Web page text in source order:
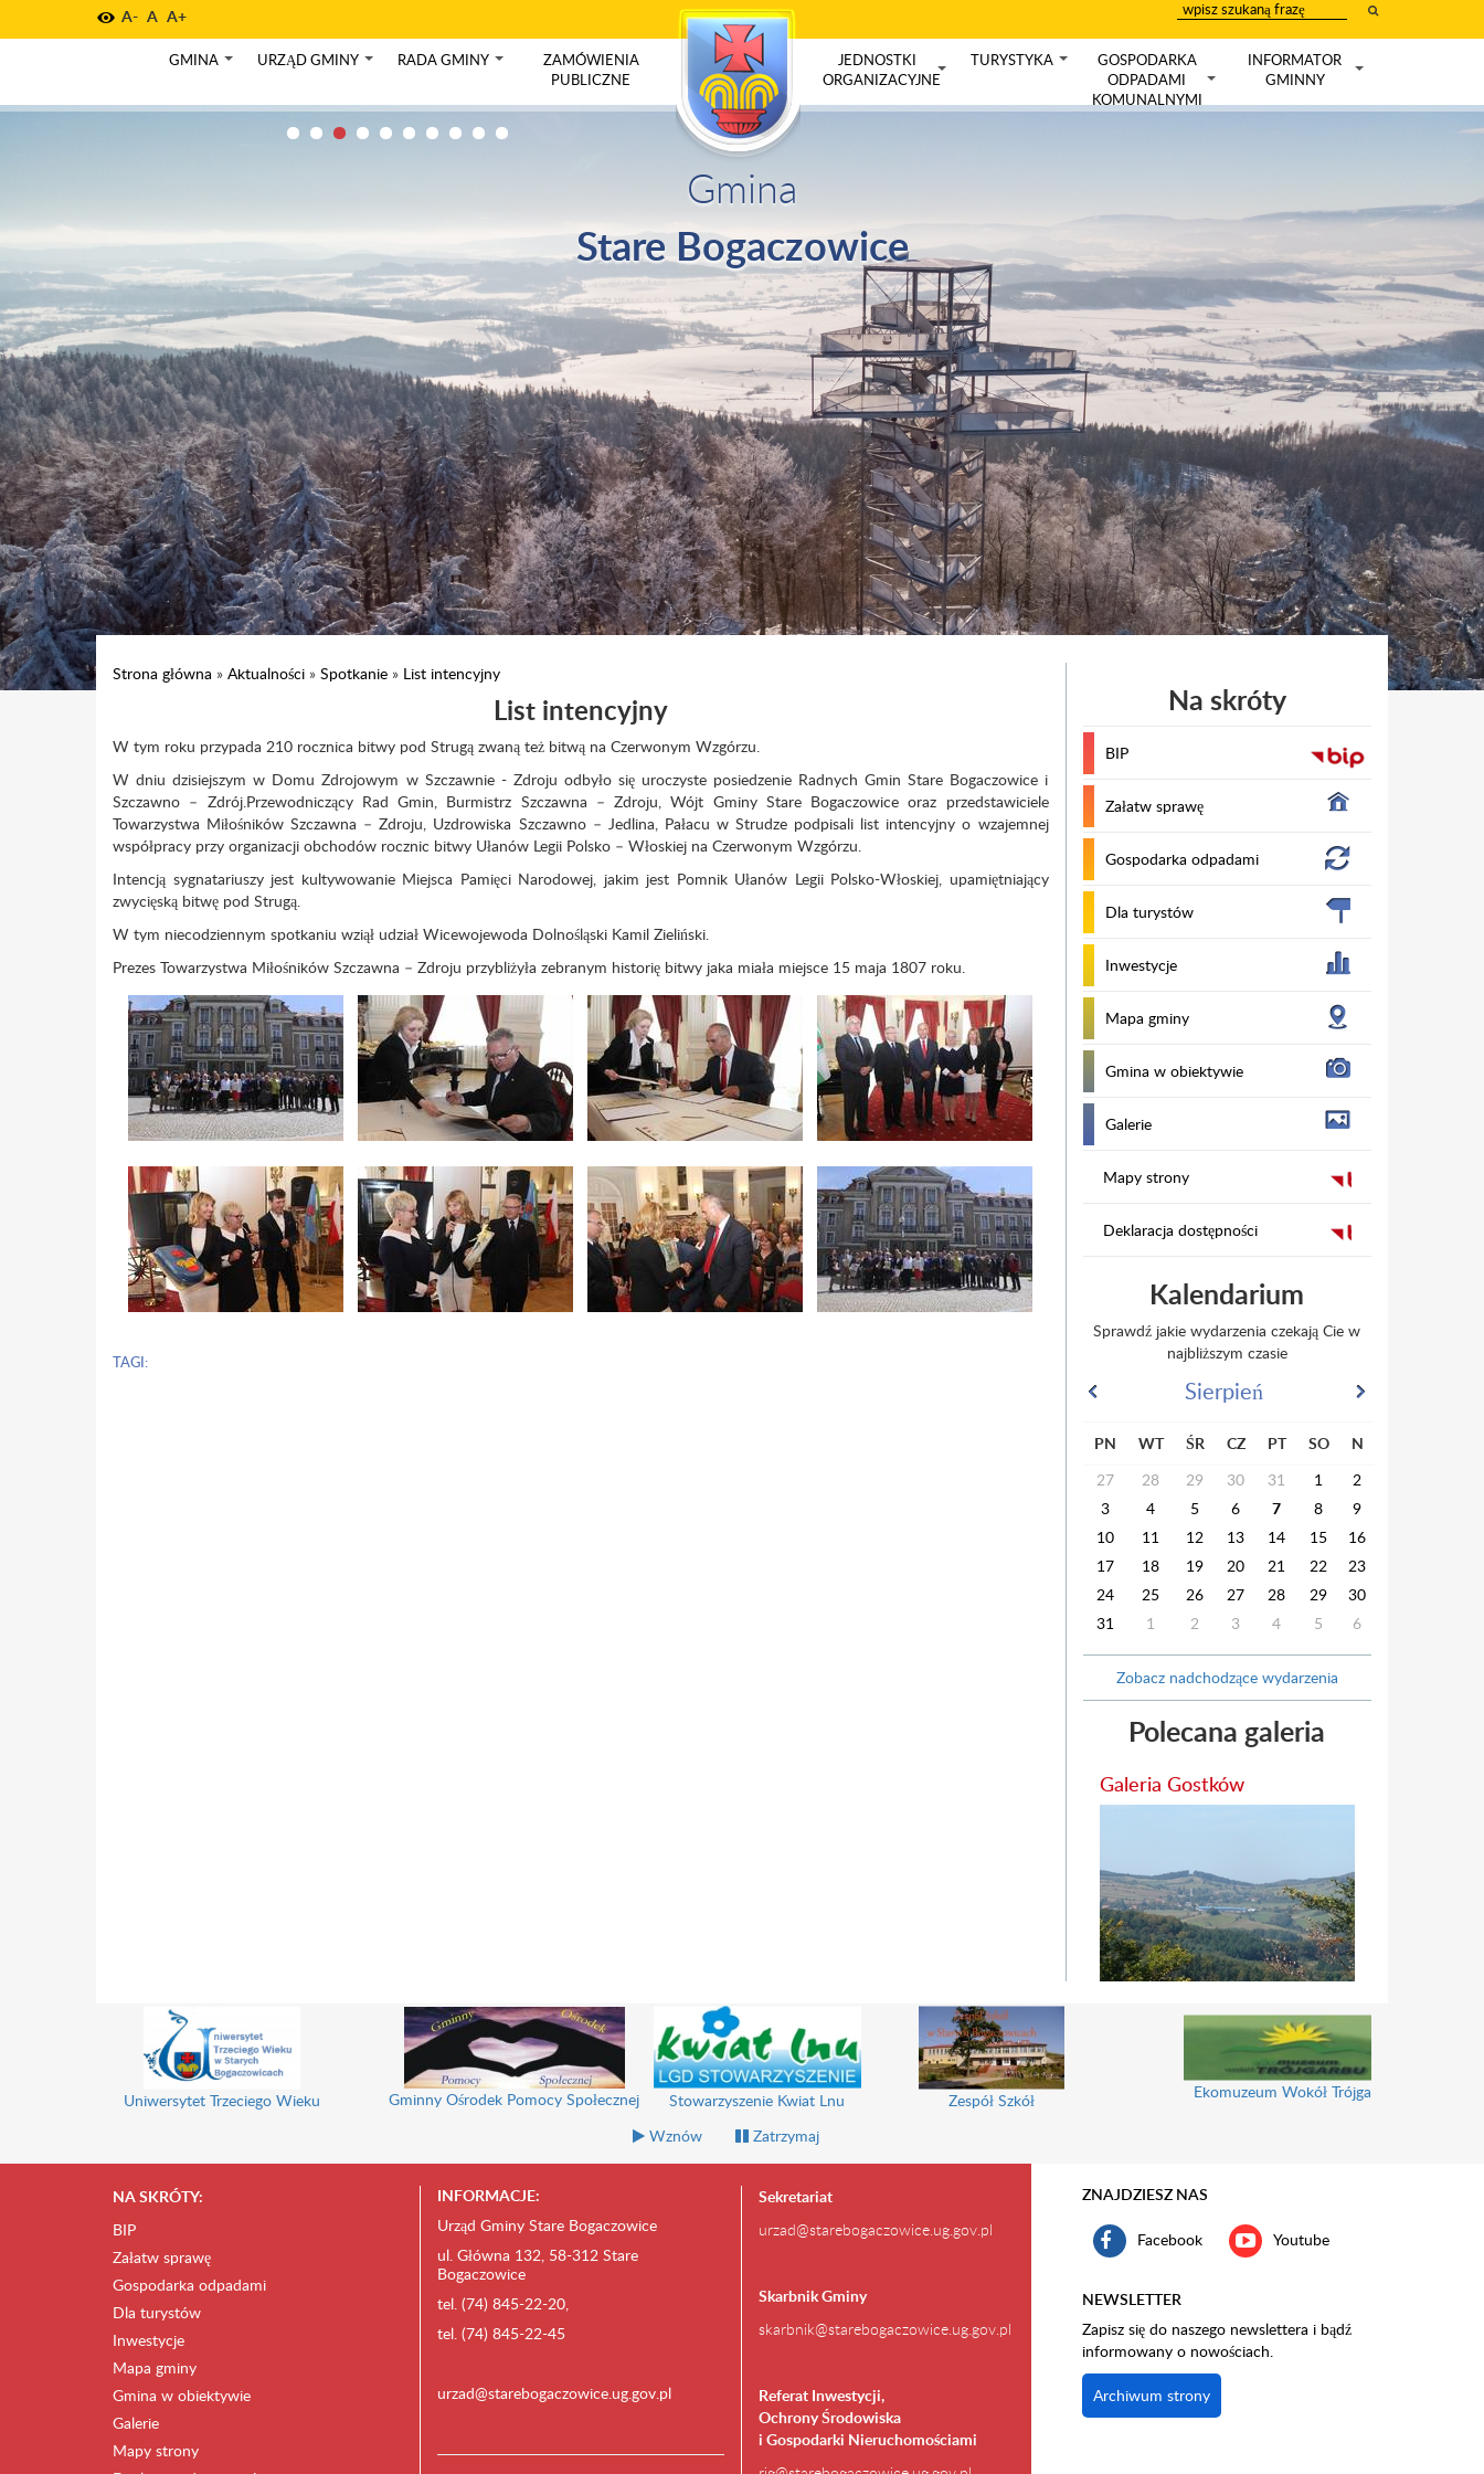
A- A A+
wpisz
szukany
tekst
GMINA URZĄD GMINY RADA GMINY
ZAMÓWIENIA
PUBLICZNE
JEDNOSTKI
ORGANIZACYJNE
TURYSTYKA
GOSPODARKA
ODPADAMI
KOMUNALNYMI
INFORMATOR
GMINNY
Gmina
Stare Bogaczowice
Strona główna » Aktualności » Spotkanie » List intencyjny
List intencyjny
W tym roku przypada 210 rocznica bitwy pod Strugą zwaną też bitwą na Czerwonym Wzgórzu.
W dniu dzisiejszym w Domu Zdrojowym w Szczawnie - Zdroju odbyło się uroczyste posiedzenie Radnych Gmin Stare Bogaczowice i
Szczawno – Zdrój.Przewodniczący Rad Gmin, Burmistrz Szczawna – Zdroju, Wójt Gminy Stare Bogaczowice oraz przedstawiciele
Towarzystwa Miłośników Szczawna – Zdroju, Uzdrowiska Szczawno – Jedlina, Pałacu w Strudze podpisali list intencyjny o wzajemnej
współpracy przy organizacji obchodów rocznic bitwy Ułanów Legii Polsko – Włoskiej na Czerwonym Wzgórzu.
Intencją sygnatariuszy jest kultywowanie Miejsca Pamięci Narodowej, jakim jest Pomnik Ułanów Legii Polsko-Włoskiej, upamiętniający
zwycięską bitwę pod Strugą.
W tym niecodziennym spotkaniu wziął udział Wicewojewoda Dolnośląski Kamil Zieliński.
Prezes Towarzystwa Miłośników Szczawna – Zdroju przybliżyła zebranym historię bitwy jaka miała miejsce 15 maja 1807 roku.
TAGI:
Na skróty
BIP
Załatw sprawę
Gospodarka odpadami
Dla turystów
Inwestycje
Mapa gminy
Gmina w obiektywie
Galerie
Mapy strony
Deklaracja dostępności
Kalendarium
Sprawdź jakie wydarzenia czekają Cie w
najbliższym czasie
Sierpień
PN WT ŚR CZ PT SO
N
27
28 29 30 31 1
2
3
4 5 6 7 8
9
10
11 12 13 14 15
16
17
18 19 20 21 22
23
24
25 26 27 28 29
30
31
1 2 3 4 5 6
Zobacz nadchodzące wydarzenia
Polecana galeria
Galeria Gostków
Uniwersytet Trzeciego Wieku Gminny Ośrodek Pomocy Społecznej Stowarzyszenie Kwiat Lnu Zespół Szkół Ekomuzeum Wokół Trójgarbu
Wznów Zatrzymaj
NA SKRÓTY:
BIP
Załatw sprawę
Gospodarka odpadami
Dla turystów
Inwestycje
Mapa gminy
Gmina w obiektywie
Galerie
Mapy strony
INFORMACJE:
Urząd Gminy Stare Bogaczowice
ul. Główna 132, 58-312 Stare
Bogaczowice
tel. (74) 845-22-20,
tel. (74) 845-22-45
urzad@starebogaczowice.ug.gov.pl
Sekretariat
urzad@starebogaczowice.ug.gov.pl
Skarbnik Gminy
skarbnik@starebogaczowice.ug.gov.pl
Referat Inwestycji,
Ochrony Środowiska
i Gospodarki Nieruchomościami
ZNAJDZIESZ NAS
Facebook Youtube
NEWSLETTER
Zapisz się do naszego newslettera i bądź
informowany o nowościach.
Archiwum strony